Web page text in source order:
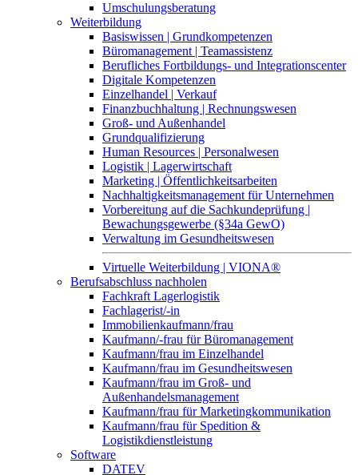
Umschulungsberatung
Weiterbildung
Basiswissen | Grundkompetenzen
Büromanagement | Teamassistenz
Berufliches Fortbildungs- und Integrationscenter
Digitale Kompetenzen
Einzelhandel | Verkauf
Finanzbuchhaltung | Rechnungswesen
Groß- und Außenhandel
Grundqualifizierung
Human Resources | Personalwesen
Logistik | Lagerwirtschaft
Marketing | Öffentlichkeitsarbeiten
Nachhaltigkeitsmanagement für Unternehmen
Vorbereitung auf die Sachkundeprüfung |
Bewachungsgewerbe (§34a GewO)
Verwaltung im Gesundheitswesen
Virtuelle Weiterbildung | VIONA®
Berufsabschluss nachholen
Fachkraft Lagerlogistik
Fachlagerist/-in
Immobilienkaufmann/frau
Kaufmann/-frau für Büromanagement
Kaufmann/frau im Einzelhandel
Kaufmann/frau im Gesundheitswesen
Kaufmann/frau im Groß- und
Außenhandelsmanagement
Kaufmann/frau für Marketingkommunikation
Kaufmann/frau für Spedition &
Logistikdienstleistung
Software
DATEV